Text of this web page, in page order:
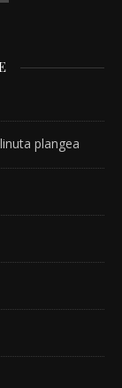
plangea